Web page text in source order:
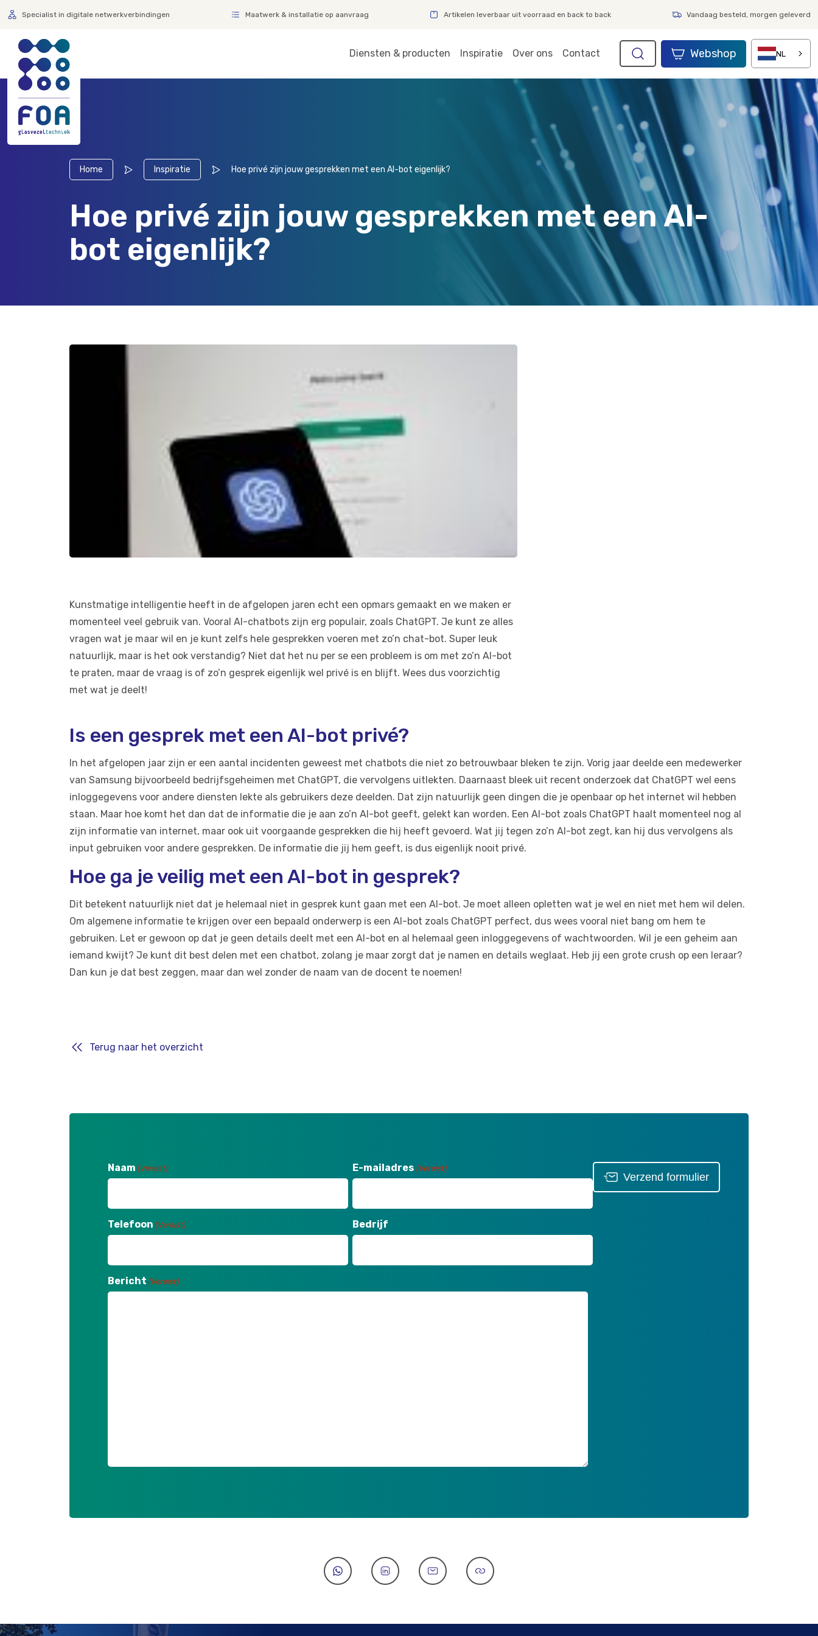
Specialist in digitale netwerkverbindingen Maatwerk & installatie op aanvraag Artikelen leverbaar uit voorraad en back to back Vandaag besteld, morgen geleverd
Diensten & producten Inspiratie Over ons Contact Webshop NL
Home Inspiratie Hoe privé zijn jouw gesprekken met een AI-bot eigenlijk?
Hoe privé zijn jouw gesprekken met een AI-
bot eigenlijk?
Kunstmatige intelligentie heeft in de afgelopen jaren echt een opmars gemaakt en we maken er
momenteel veel gebruik van. Vooral AI-chatbots zijn erg populair, zoals ChatGPT. Je kunt ze alles
vragen wat je maar wil en je kunt zelfs hele gesprekken voeren met zo’n chat-bot. Super leuk
natuurlijk, maar is het ook verstandig? Niet dat het nu per se een probleem is om met zo’n AI-bot
te praten, maar de vraag is of zo’n gesprek eigenlijk wel privé is en blijft. Wees dus voorzichtig
met wat je deelt!
Is een gesprek met een AI-bot privé?
In het afgelopen jaar zijn er een aantal incidenten geweest met chatbots die niet zo betrouwbaar bleken te zijn. Vorig jaar deelde een medewerker
van Samsung bijvoorbeeld bedrijfsgeheimen met ChatGPT, die vervolgens uitlekten. Daarnaast bleek uit recent onderzoek dat ChatGPT wel eens
inloggegevens voor andere diensten lekte als gebruikers deze deelden. Dat zijn natuurlijk geen dingen die je openbaar op het internet wil hebben
staan. Maar hoe komt het dan dat de informatie die je aan zo’n AI-bot geeft, gelekt kan worden. Een AI-bot zoals ChatGPT haalt momenteel nog al
zijn informatie van internet, maar ook uit voorgaande gesprekken die hij heeft gevoerd. Wat jij tegen zo’n AI-bot zegt, kan hij dus vervolgens als
input gebruiken voor andere gesprekken. De informatie die jij hem geeft, is dus eigenlijk nooit privé.
Hoe ga je veilig met een AI-bot in gesprek?
Dit betekent natuurlijk niet dat je helemaal niet in gesprek kunt gaan met een AI-bot. Je moet alleen opletten wat je wel en niet met hem wil delen.
Om algemene informatie te krijgen over een bepaald onderwerp is een AI-bot zoals ChatGPT perfect, dus wees vooral niet bang om hem te
gebruiken. Let er gewoon op dat je geen details deelt met een AI-bot en al helemaal geen inloggegevens of wachtwoorden. Wil je een geheim aan
iemand kwijt? Je kunt dit best delen met een chatbot, zolang je maar zorgt dat je namen en details weglaat. Heb jij een grote crush op een leraar?
Dan kun je dat best zeggen, maar dan wel zonder de naam van de docent te noemen!
Terug naar het overzicht
Naam (Vereist) E-mailadres (Vereist)
Telefoon (Vereist) Bedrijf
Bericht (Vereist)
Verzend formulier